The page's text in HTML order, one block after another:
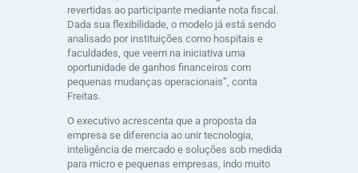
revertidas ao participante mediante nota fiscal.
Dada sua flexibilidade, o modelo já está sendo
analisado por instituições como hospitais e
faculdades, que veem na iniciativa uma
oportunidade de ganhos financeiros com
pequenas mudanças operacionais”, conta
Freitas.
O executivo acrescenta que a proposta da
empresa se diferencia ao unir tecnologia,
inteligência de mercado e soluções sob medida
para micro e pequenas empresas, indo muito